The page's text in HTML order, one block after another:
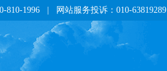
810-1996 | 网站服务投诉：010-63819289